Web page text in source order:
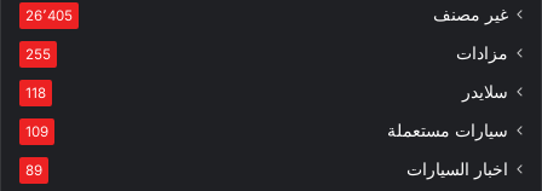
غير مصنف 26٬405
مزادات 255
سلايدر 118
سيارات مستعملة 109
اخبار السيارات 89